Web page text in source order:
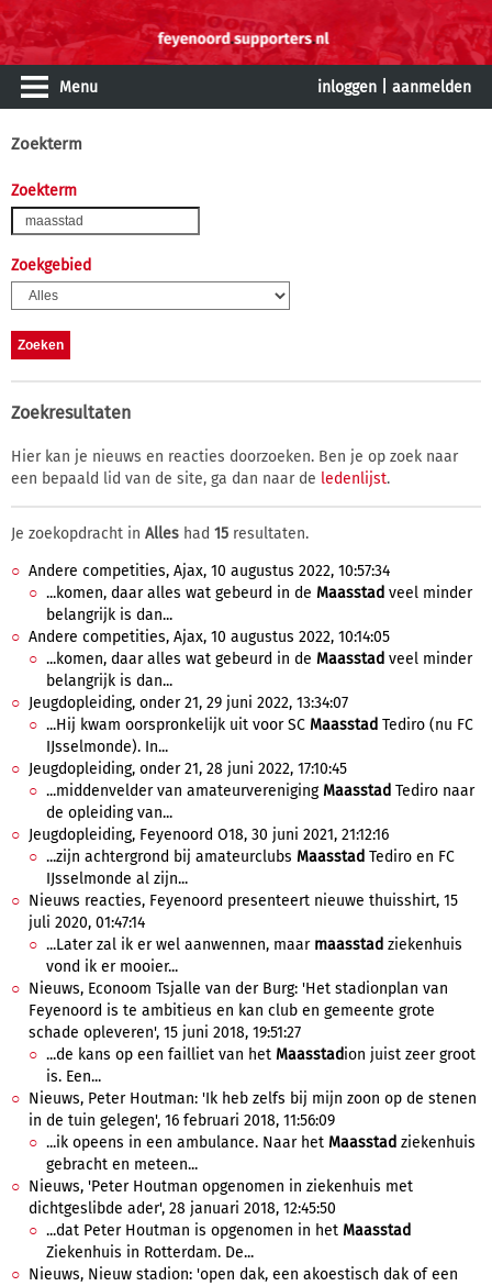
Menu inloggen aanmelden
Zoekterm
Zoekterm
Zoekgebied
Zoekresultaten
Hier kan je nieuws en reacties doorzoeken. Ben je op zoek naar
een bepaald lid van de site, ga dan naar de ledenlijst.
Je zoekopdracht in Alles had 15 resultaten.
Andere competities, Ajax, 10 augustus 2022, 10:57:34
...komen, daar alles wat gebeurd in de Maasstad veel minder
belangrijk is dan...
Andere competities, Ajax, 10 augustus 2022, 10:14:05
...komen, daar alles wat gebeurd in de Maasstad veel minder
belangrijk is dan...
Jeugdopleiding, onder 21, 29 juni 2022, 13:34:07
...Hij kwam oorspronkelijk uit voor SC Maasstad Tediro (nu FC
IJsselmonde). In...
Jeugdopleiding, onder 21, 28 juni 2022, 17:10:45
...middenvelder van amateurverenigingMaasstad Tediro naar
de opleiding van...
Jeugdopleiding, Feyenoord O18, 30 juni 2021, 21:12:16
...zijn achtergrond bij amateurclubs Maasstad Tediro en FC
IJsselmonde al zijn...
Nieuws reacties, Feyenoord presenteert nieuwe thuisshirt, 15
juli 2020, 01:47:14
...Later zal ik er wel aanwennen, maar maasstad ziekenhuis
vond ik er mooier...
Nieuws, Econoom Tsjalle van der Burg: 'Het stadionplan van
Feyenoord is te ambitieus en kan club en gemeente grote
schade opleveren', 15 juni 2018, 19:51:27
...de kans op een failliet van het Maasstadion juist zeer groot
is. Een...
Nieuws, Peter Houtman: 'Ik heb zelfs bij mijn zoon op de stenen
in de tuin gelegen', 16 februari 2018, 11:56:09
...ik opeens in een ambulance. Naar het Maasstad ziekenhuis
gebracht en meteen...
Nieuws, 'Peter Houtman opgenomen in ziekenhuis met
dichtgeslibde ader', 28 januari 2018, 12:45:50
...dat Peter Houtman is opgenomen in het Maasstad
Ziekenhuis in Rotterdam. De...
Nieuws, Nieuw stadion: 'open dak, een akoestisch dak of een